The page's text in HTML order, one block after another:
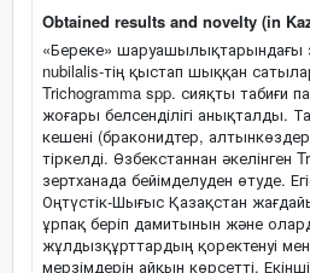
Obtained results and novelty (in
«Береке» шаруашылықтарындағы
nubilalis-тің қыстап шыққан
Trichogramma spp. сияқты табиғи
жоғары белсенділігі анықталды.
кешені (браконидтер,
тіркелді. Өзбекстаннан әкелінген
зертханада бейімделуден өтуде.
Оңтүстік-Шығыс Қазақстан
ұрпақ беріп дамитынын және
жұлдызқұрттардың қоректенуі
мерзімдерін айқын көрсетті.